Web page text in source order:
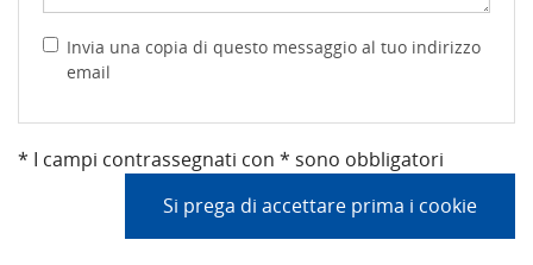
Invia una copia di questo messaggio al tuo indirizzo
email
* I campi contrassegnati con * sono obbligatori
Si prega di accettare prima i cookie